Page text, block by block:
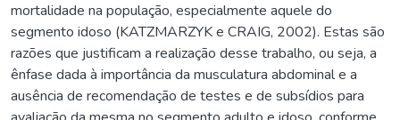
mortalidade na população, especialmente aquele do
segmento idoso (KATZMARZYK e CRAIG, 2002). Estas são
razões que justificam a realização desse trabalho, ou seja, a
ênfase dada à importância da musculatura abdominal e a
ausência de recomendação de testes e de subsídios para